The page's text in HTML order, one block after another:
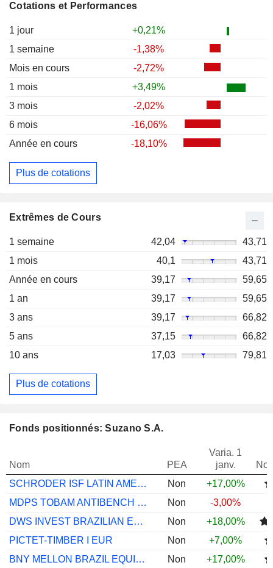
Cotations et Performances
1 jour
+0,21%
1 semaine
-1,38%
Mois en cours
-2,72%
1 mois
+3,49%
3 mois
-2,02%
6 mois
-16,06%
Année en cours
-18,10%
Plus de cotations
Extrêmes de Cours
1 semaine 42,04
43,71
1 mois
40,1
43,71
Année en cours
39,17
59,65
1 an
39,17
59,65
3 ans
39,17
66,82
5 ans
37,15
66,82
10 ans
17,03 79,81
Plus de cotations
Fonds positionnés: Suzano S.A.
Nom PEA
Varia. 1
janv.
SCHRODER ISF LATIN AMERICAN IZ ACC USD
Non
+17,00%
MDPS TOBAM ANTIBENCH EMERG MKTS EQ A
Non
-3,00%
DWS INVEST BRAZILIAN EQUITIES LC
Non
+18,00%
PICTET-TIMBER I EUR
Non
+7,00%
BNY MELLON BRAZIL EQUITY EUR A ACC
Non +17,00%